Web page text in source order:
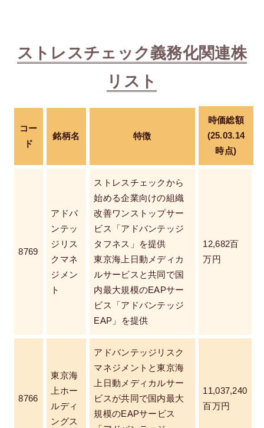
ストレスチェック義務化関連株
リスト
コー
ド
銘柄名 特徴
時価総額
(25.03.14
時点)
8769
アドバ
ンテッ
ジリス
クマネ
ジメン
ト
ストレスチェックから
始める企業向けの組織
改善ワンストップサー
ビス「アドバンテッジ
タフネス」を提供
東京海上日動メディカ
ルサービスと共同で国
内最大規模のEAPサー
ビス「アドバンテッジ
EAP」を提供
12,682百
万円
8766
東京海
上ホー
ルディ
ングス
アドバンテッジリスク
マネジメントと東京海
上日動メディカルサー
ビスが共同で国内最大
規模のEAPサービス
11,037,240
百万円